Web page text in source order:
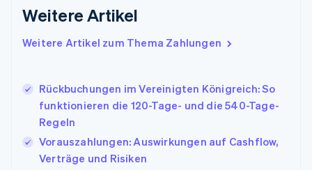
Weitere Artikel
Weitere Artikel zum Thema Zahlungen
Rückbuchungen im Vereinigten Königreich: So
funktionieren die 120-Tage- und die 540-Tage-
Regeln
Vorauszahlungen: Auswirkungen auf Cashflow,
Verträge und Risiken
English
English
Japan
日本語 English
English Français
Kroatien
EnglishItaliano